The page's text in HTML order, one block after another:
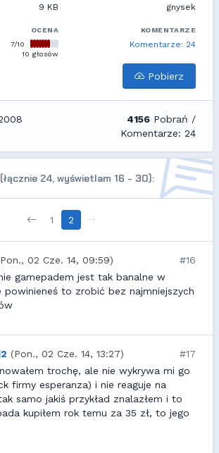
9 KB gnysek
OCENA
7/10
10 głosów
KOMENTARZE
Komentarze: 24
Pobierz
4156 Pobrań /
Komentarze: 24
(łącznie 24, wyświetlam 16 - 30):
1 2
02 Cze. 14, 09:59)
#16
gamepadem jest tak banalne w
powinieneś to zrobić bez najmniejszych
(Pon., 02 Cze. 14, 13:27)
#17
trochę, ale nie wykrywa mi go
firmy esperanza) i nie reaguje na
samo jakiś przykład znalazłem i to
kupiłem rok temu za 35 zł, to jego